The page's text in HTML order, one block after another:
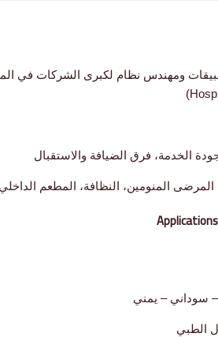
ومهندس نظام لكبرى الشركات في
الخدمة، فرق الضيافة والاستقبال
المنومين، النظافة، المطعم
– سوداني – يمني
الطبي